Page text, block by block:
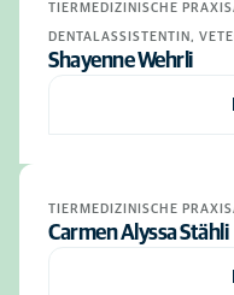
TIERMEDIZINISCHE
DENTALASSISTENTIN,
Shayenne Wehrli
TIERMEDIZINISCHE
Carmen Alyssa Stähli